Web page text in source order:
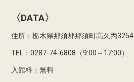
〈DATA〉
住所：栃木県那須郡那須町高久丙3254
TEL：0287-74-6808（9:00～17:00）
入館料：無料